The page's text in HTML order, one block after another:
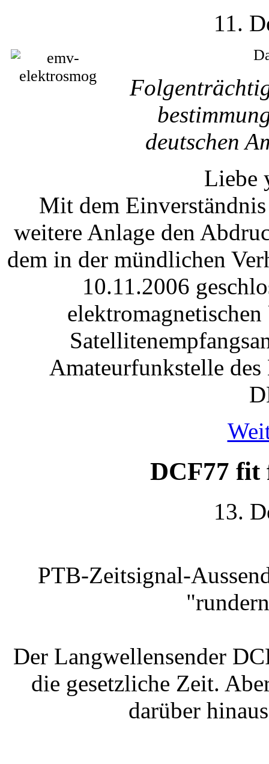
11.
deutschen
Liebe
Mit dem
weitere Anlage den
dem in der mündlichen
10.11.2006
Amateurfunkstelle
DCF77
13.
PTB-Zeitsignal-
Der Langwellensender
die gesetzliche Zeit.
darüber